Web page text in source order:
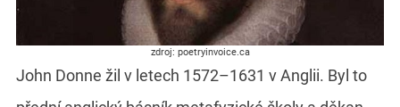
zdroj: poetryinvoice.ca
John Donne žil v letech 1572–1631 v Anglii. Byl to